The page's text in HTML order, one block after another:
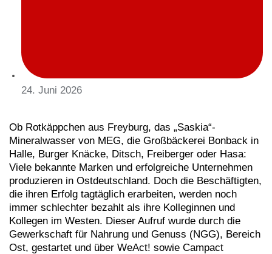
24. Juni 2026
Ob Rotkäppchen aus Freyburg, das „Saskia“-
Mineralwasser von MEG, die Großbäckerei Bonback in
Halle, Burger Knäcke, Ditsch, Freiberger oder Hasa:
Viele bekannte Marken und erfolgreiche Unternehmen
produzieren in Ostdeutschland. Doch die Beschäftigten,
die ihren Erfolg tagtäglich erarbeiten, werden noch
immer schlechter bezahlt als ihre Kolleginnen und
Kollegen im Westen. Dieser Aufruf wurde durch die
Gewerkschaft für Nahrung und Genuss (NGG), Bereich
Ost, gestartet und über WeAct! sowie Campact